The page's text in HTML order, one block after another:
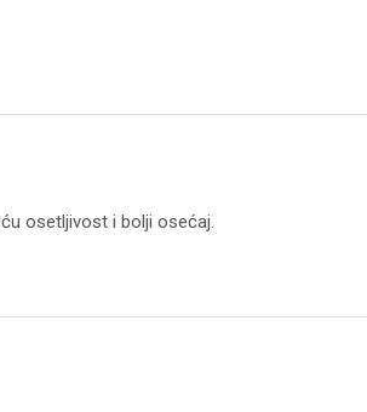
osetljivost i bolji osećaj.